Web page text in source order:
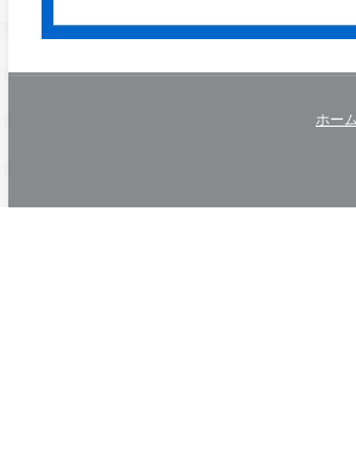
ホーム